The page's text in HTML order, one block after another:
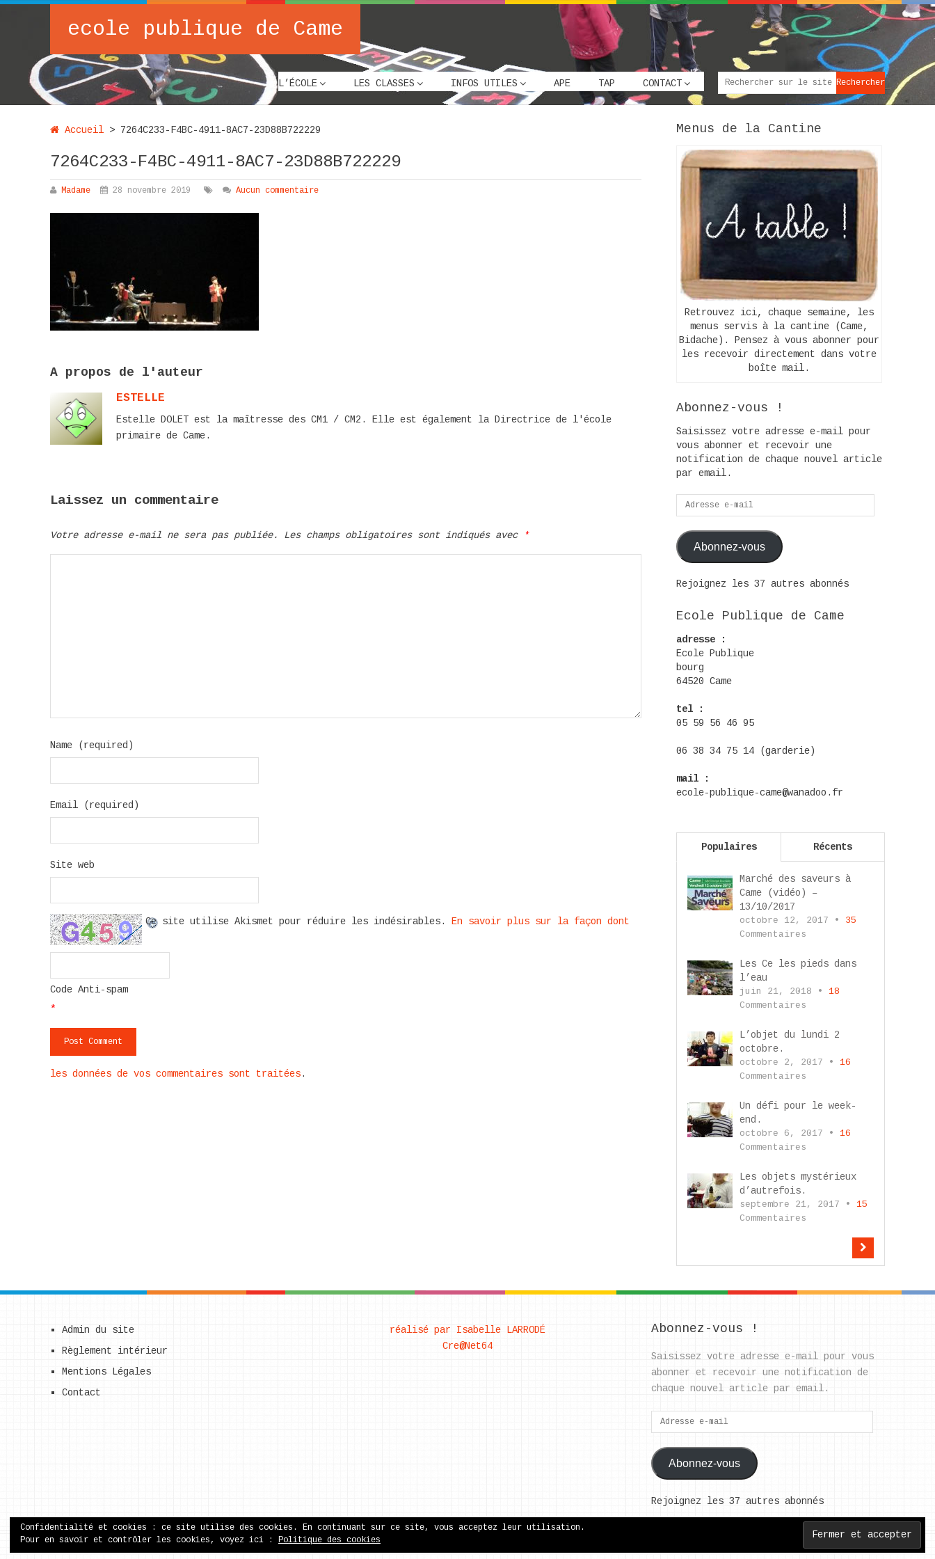
ecole publique de Came
L’ÉCOLE LES CLASSES INFOS UTILES APE TAP CONTACT
Accueil > 7264C233-F4BC-4911-8AC7-23D88B722229
7264C233-F4BC-4911-8AC7-23D88B722229
Madame 28 novembre 2019 Aucun commentaire
A propos de l'auteur
ESTELLE
Estelle DOLET est la maîtresse des CM1 / CM2. Elle est également la Directrice de l'école
primaire de Came.
Laissez un commentaire
Votre adresse e-mail ne sera pas publiée. Les champs obligatoires sont indiqués avec *
Name (required)
Email (required)
Site web
Code Anti-spam
*
Ce site utilise Akismet pour réduire les indésirables. En savoir plus sur la façon dont
les données de vos commentaires sont traitées.
Menus de la Cantine
Retrouvez ici, chaque semaine, les
menus servis à la cantine (Came,
Bidache). Pensez à vous abonner pour
les recevoir directement dans votre
boîte mail.
Abonnez-vous !
Saisissez votre adresse e-mail pour
vous abonner et recevoir une
notification de chaque nouvel article
par email.
Adresse
e-
mail
Abonnez-vous
Rejoignez les 37 autres abonnés
Ecole Publique de Came
adresse :
Ecole Publique
bourg
64520 Came
tel :
05 59 56 46 95
06 38 34 75 14 (garderie)
mail :
ecole-publique-came@wanadoo.fr
Populaires Récents
Marché des saveurs à
Came (vidéo) –
13/10/2017
octobre 12, 2017 • 35
Commentaires
Les Ce les pieds dans
l’eau
juin 21, 2018 • 18
Commentaires
L’objet du lundi 2
octobre.
octobre 2, 2017 • 16
Commentaires
Un défi pour le week-
end.
octobre 6, 2017 • 16
Commentaires
Les objets mystérieux
d’autrefois.
septembre 21, 2017 • 15
Commentaires
Admin du site
Règlement intérieur
Mentions Légales
Contact
réalisé par Isabelle LARRODÉ
Cre@Net64
Abonnez-vous !
Saisissez votre adresse e-mail pour vous
abonner et recevoir une notification de
chaque nouvel article par email.
Adresse
e-
mail
Abonnez-vous
Rejoignez les 37 autres abonnés
Copyright © 2026. Back to Top
Confidentialité et cookies : ce site utilise des cookies. En continuant sur ce site, vous acceptez leur utilisation.
Pour en savoir et contrôler les cookies, voyez ici : Politique des cookies